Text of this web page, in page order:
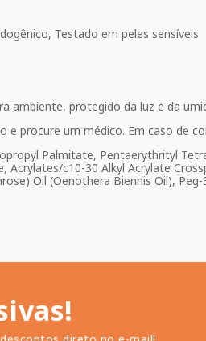
Testado em peles sensíveis
protegido da luz e da
e procure um médico. Em caso de
Palmitate, Pentaerythrityl
c10-30 Alkyl Acrylate
Oil (Oenothera Biennis Oil),